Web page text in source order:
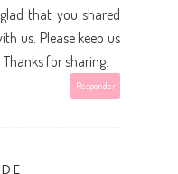
that you shared
us. Please keep us
for sharing.
Responder